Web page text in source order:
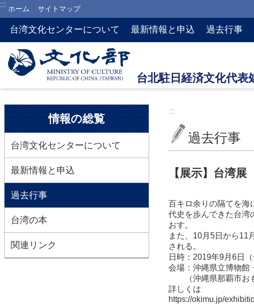
メインのコンテンツブロックにジャンプします
::: ホーム サイトマップ
台湾文化センターについて 最新情報と申込 過去行事
:::
情報の総覧
台湾文化センターについて
最新情報と申込
過去行事
台湾の本
関連リンク
:::
過去行事
【展示】台湾
百キロ余りの隔てを海
代史を歩んできた台湾
おす。
また、10月5日から11
される。
日時：2019年9月6日
会場：沖縄県立博物館
（沖縄県那覇市おも
詳しくは
https://okimu.jp/